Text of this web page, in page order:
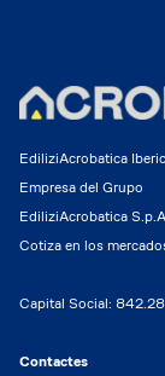
EdiliziAcrobatica
Empresa del Grupo
EdiliziAcrobatica S.p.A
Cotiza en los
Capital Social:
Contactes